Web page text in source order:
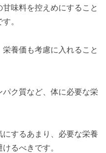
味料を控えめにすること
。
養価も考慮に入れること
ク質など、体に必要な栄
するあまり、必要な栄養
るべきです。